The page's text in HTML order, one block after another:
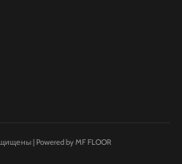
| Powered by MF FLOOR